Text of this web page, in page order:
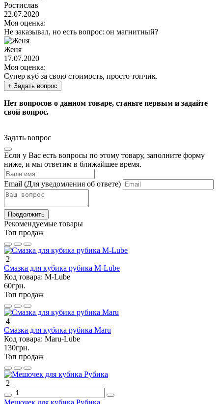
Ростислав
22.07.2020
Моя оценка:
Не заказывал, но есть вопрос: он магнитный?
Женя
17.07.2020
Моя оценка:
Супер куб за свою стоимость, просто топчик.
+ Задать вопрос
Нет вопросов о данном товаре, станьте первым и задайте
свой вопрос.
Задать вопрос
Если у Вас есть вопросы по этому товару, заполните форму
ниже, и мы ответим в ближайшее время.
Email (Для уведомления об ответе)
Продолжить
Рекомендуемые товары
Топ продаж
2
Смазка для кубика рубика M-Lube
Код товара: M-Lube
60грн.
Топ продаж
4
Смазка для кубика рубика Maru
Код товара: Maru-Lube
130грн.
Топ продаж
2
Мешочек для кубика Рубика